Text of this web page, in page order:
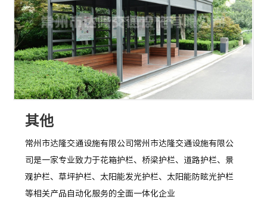
其他
常州市达隆交通设施有限公司常州市达隆交通设施有限公
司是一家专业致力于花箱护栏、桥梁护栏、道路护栏、景
观护栏、草坪护栏、太阳能发光护栏、太阳能防眩光护栏
等相关产品自动化服务的全面一体化企业